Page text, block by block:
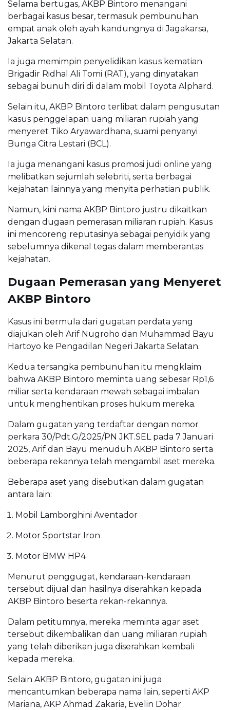
Selama bertugas, AKBP Bintoro menangani
berbagai kasus besar, termasuk pembunuhan
empat anak oleh ayah kandungnya di Jagakarsa,
Jakarta Selatan.
Ia juga memimpin penyelidikan kasus kematian
Brigadir Ridhal Ali Tomi (RAT), yang dinyatakan
sebagai bunuh diri di dalam mobil Toyota Alphard.
Selain itu, AKBP Bintoro terlibat dalam pengusutan
kasus penggelapan uang miliaran rupiah yang
menyeret Tiko Aryawardhana, suami penyanyi
Bunga Citra Lestari (BCL).
Ia juga menangani kasus promosi judi online yang
melibatkan sejumlah selebriti, serta berbagai
kejahatan lainnya yang menyita perhatian publik.
Namun, kini nama AKBP Bintoro justru dikaitkan
dengan dugaan pemerasan miliaran rupiah. Kasus
ini mencoreng reputasinya sebagai penyidik yang
sebelumnya dikenal tegas dalam memberantas
kejahatan.
Dugaan Pemerasan yang Menyeret
AKBP Bintoro
Kasus ini bermula dari gugatan perdata yang
diajukan oleh Arif Nugroho dan Muhammad Bayu
Hartoyo ke Pengadilan Negeri Jakarta Selatan.
Kedua tersangka pembunuhan itu mengklaim
bahwa AKBP Bintoro meminta uang sebesar Rp1,6
miliar serta kendaraan mewah sebagai imbalan
untuk menghentikan proses hukum mereka.
Dalam gugatan yang terdaftar dengan nomor
perkara 30/Pdt.G/2025/PN JKT.SEL pada 7 Januari
2025, Arif dan Bayu menuduh AKBP Bintoro serta
beberapa rekannya telah mengambil aset mereka.
Beberapa aset yang disebutkan dalam gugatan
antara lain:
Mobil Lamborghini Aventador
Motor Sportstar Iron
Motor BMW HP4
Menurut penggugat, kendaraan-kendaraan
tersebut dijual dan hasilnya diserahkan kepada
AKBP Bintoro beserta rekan-rekannya.
Dalam petitumnya, mereka meminta agar aset
tersebut dikembalikan dan uang miliaran rupiah
yang telah diberikan juga diserahkan kembali
kepada mereka.
Selain AKBP Bintoro, gugatan ini juga
mencantumkan beberapa nama lain, seperti AKP
Mariana, AKP Ahmad Zakaria, Evelin Dohar